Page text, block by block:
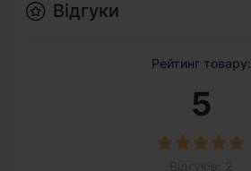
Відгуки
Рейтинг товару:
5